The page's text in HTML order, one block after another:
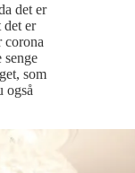
det er
det er
corona
senge
som
også